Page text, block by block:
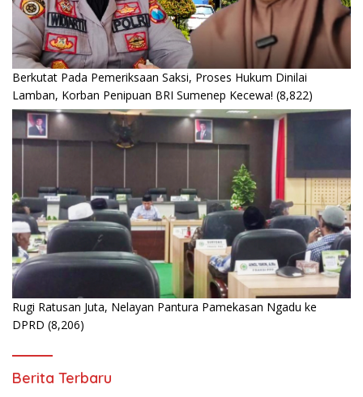
Berkutat Pada Pemeriksaan Saksi, Proses Hukum Dinilai
Lamban, Korban Penipuan BRI Sumenep Kecewa! (8,822)
Rugi Ratusan Juta, Nelayan Pantura Pamekasan Ngadu ke
DPRD (8,206)
Berita Terbaru